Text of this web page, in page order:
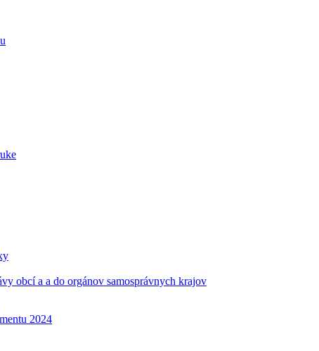
obcí a a do orgánov samosprávnych krajov
2024